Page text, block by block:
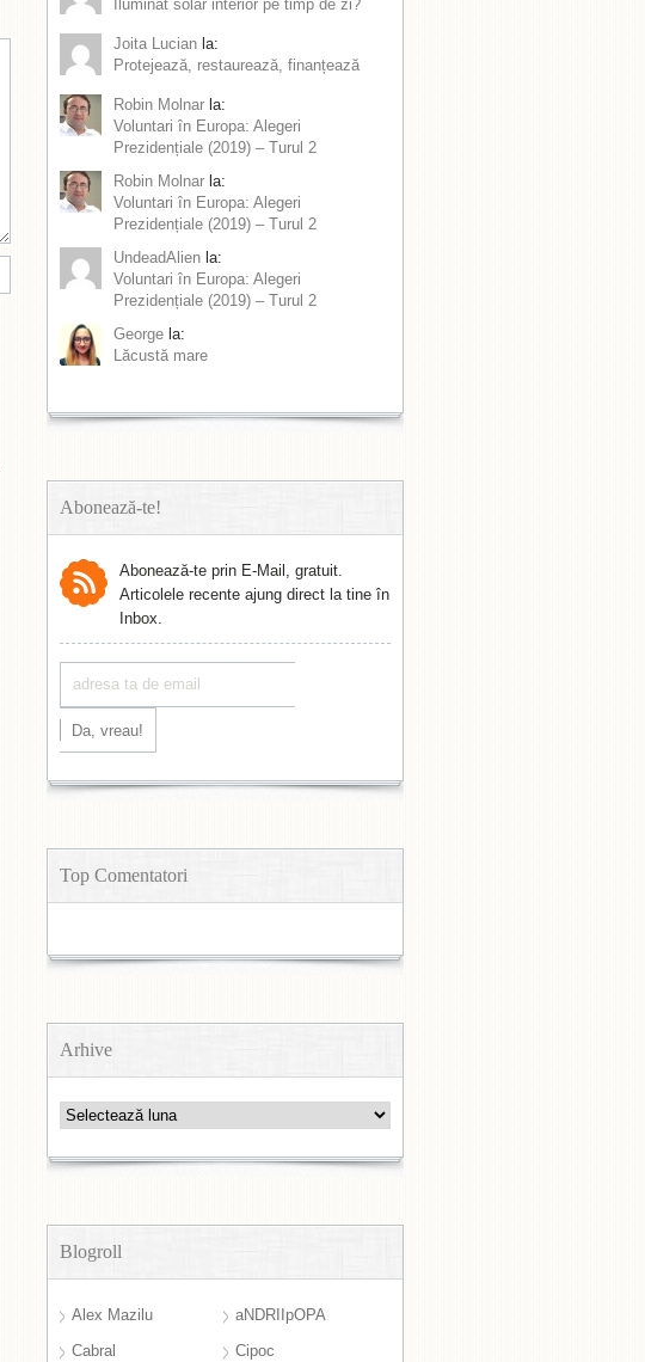
Iluminat solar interior pe timp de zi?
Joita Lucian la:
Protejează, restaurează, finanțează
Robin Molnar la:
Voluntari în Europa: Alegeri
Prezidențiale (2019) – Turul 2
Robin Molnar la:
Voluntari în Europa: Alegeri
Prezidențiale (2019) – Turul 2
UndeadAlien la:
Voluntari în Europa: Alegeri
Prezidențiale (2019) – Turul 2
George la:
Lăcustă mare
Abonează-te!
Abonează-te prin E-Mail, gratuit.
Articolele recente ajung direct la tine în
Inbox.
Top Comentatori
Arhive
Arhive
Blogroll
Alex Mazilu
aNDRIIpOPA
Cabral
Cipoc